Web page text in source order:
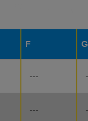
F G
---
---